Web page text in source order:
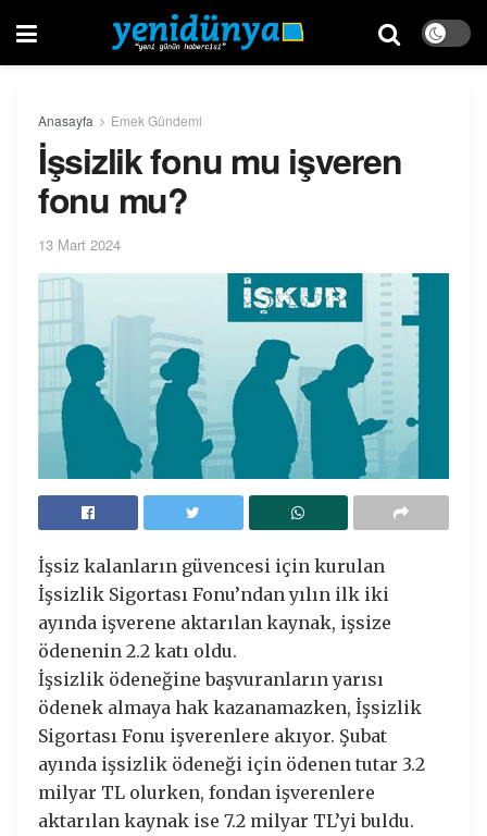
Anasayfa Emek Gündemi
İşsizlik fonu mu işveren
fonu mu?
13 Mart 2024
İşsiz kalanların güvencesi için kurulan
İşsizlik Sigortası Fonu’ndan yılın ilk iki
ayında işverene aktarılan kaynak, işsize
ödenenin 2.2 katı oldu.
İşsizlik ödeneğine başvuranların yarısı
ödenek almaya hak kazanamazken, İşsizlik
Sigortası Fonu işverenlere akıyor. Şubat
ayında işsizlik ödeneği için ödenen tutar 3.2
milyar TL olurken, fondan işverenlere
aktarılan kaynak ise 7.2 milyar TL’yi buldu.